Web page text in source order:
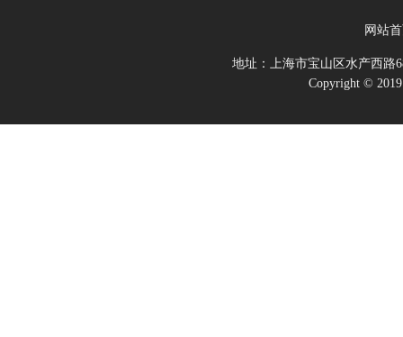
网站
地址：上海市宝山区水产西路
Copyright ©